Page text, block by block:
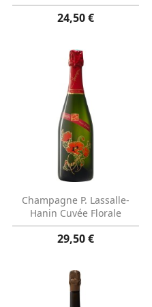
24,50 €
Aperçu rapide
Champagne P. Lassalle-
Hanin Cuvée Florale
29,50 €